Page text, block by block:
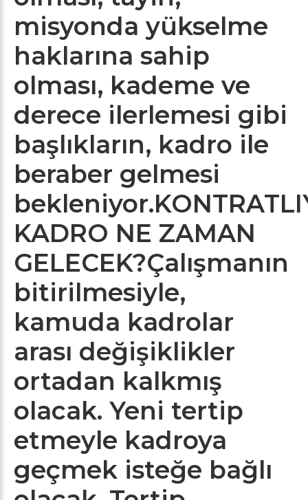
misyonda yükselme
haklarına sahip
olması, kademe ve
derece ilerlemesi gibi
başlıkların, kadro ile
beraber gelmesi
bekleniyor.
KADRO NE ZAMAN
GELECEK?Çalışmanın
bitirilmesiyle,
kamuda kadrolar
arası değişiklikler
ortadan kalkmış
olacak. Yeni tertip
etmeyle kadroya
geçmek isteğe bağlı